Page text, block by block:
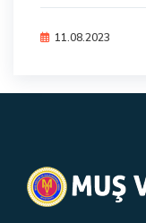
11.08.2023